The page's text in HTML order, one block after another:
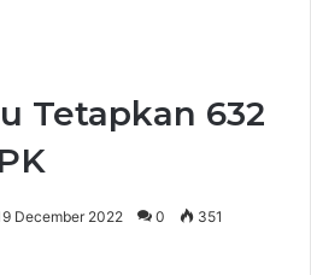
Tetapkan 632
December 2022 0 351